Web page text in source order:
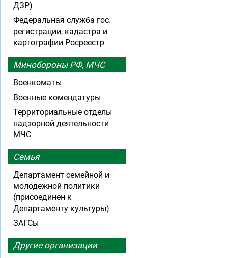
ДЗР)
Федеральная служба гос.
регистрации, кадастра и
картографии Росреестр
Минобороны РФ, МЧС
Военкоматы
Военные комендатуры
Территориальные отделы
надзорной деятельности
МЧС
Семья
Департамент семейной и
молодежной политики
(присоединен к
Департаменту культуры)
ЗАГСы
Другие организации